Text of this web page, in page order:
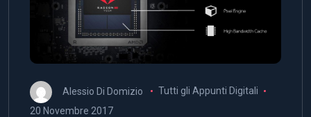
Alessio Di Domizio
Tutti gli Appunti Digitali
20 Novembre 2017